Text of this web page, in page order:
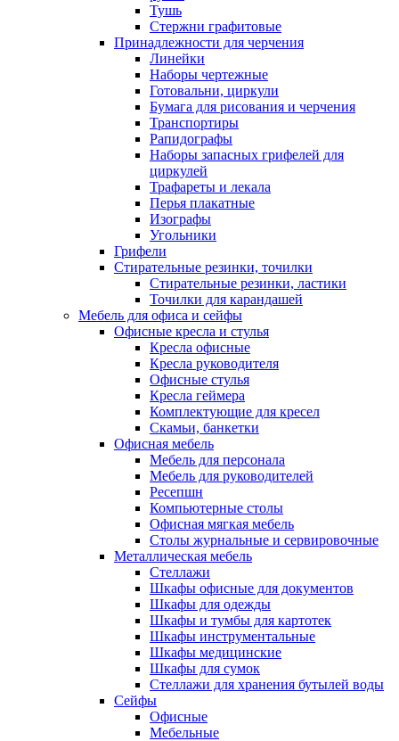
Тушь
Стержни графитовые
Принадлежности для черчения
Линейки
Наборы чертежные
Готовальни, циркули
Бумага для рисования и черчения
Транспортиры
Рапидографы
Наборы запасных грифелей для
циркулей
Трафареты и лекала
Перья плакатные
Изографы
Угольники
Грифели
Стирательные резинки, точилки
Стирательные резинки, ластики
Точилки для карандашей
Мебель для офиса и сейфы
Офисные кресла и стулья
Кресла офисные
Кресла руководителя
Офисные стулья
Кресла геймера
Комплектующие для кресел
Скамьи, банкетки
Офисная мебель
Мебель для персонала
Мебель для руководителей
Ресепшн
Компьютерные столы
Офисная мягкая мебель
Столы журнальные и сервировочные
Металлическая мебель
Стеллажи
Шкафы офисные для документов
Шкафы для одежды
Шкафы и тумбы для картотек
Шкафы инструментальные
Шкафы медицинские
Шкафы для сумок
Стеллажи для хранения бутылей воды
Сейфы
Офисные
Мебельные